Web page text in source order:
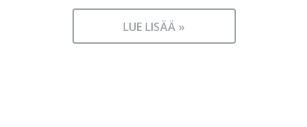
LUE LISÄÄ »